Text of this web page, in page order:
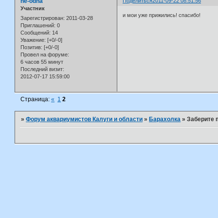
Участник
Зарегистрирован: 2011-03-28
Приглашений: 0
Сообщений: 14
Уважение: [+0/-0]
Позитив: [+0/-0]
Провел на форуме:
6 часов 55 минут
Последний визит:
2012-07-17 15:59:00
и мои уже прижились! спасибо!
Страница:« 1 2
»Форум аквариумистов Калуги и области » Барахолка »Заберите